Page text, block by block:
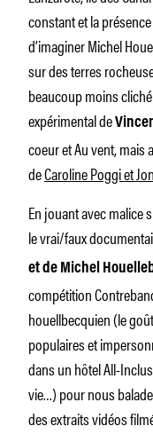
constant et la
d’imaginer Michel
sur des terres
beaucoup moins
expérimental de
coeuretAu vent, mais
deCaroline Poggi et
En jouant avec malice
le vrai/faux
et de Michel
compétition
houellbecquien (le
populaires et
dans un hôtel All-
vie…) pour nous
des extraits vidéos